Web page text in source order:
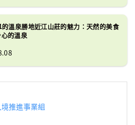
溫泉勝地近江山莊的魅力：天然的美食
的溫泉
推進事業組